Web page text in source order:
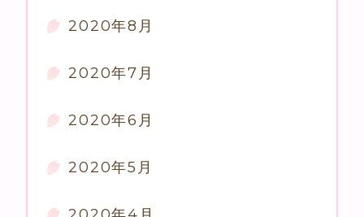
2020年8月
2020年7月
2020年6月
2020年5月